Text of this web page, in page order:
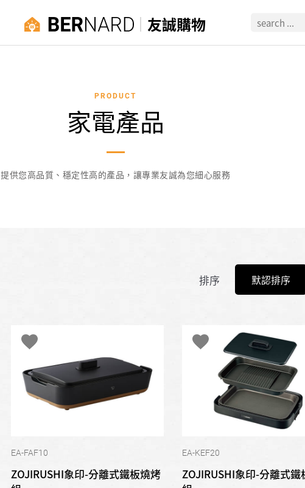
友誠購物
PRODUCT
家電產品
提供您高品質、穩定性高的產品，讓專業友誠為您細心服務
排序 默認排序
EA-FAF10
ZOJIRUSHI象印-分離式鐵板燒烤
EA-KEF20
ZOJIRUSHI象印-分離式鐵